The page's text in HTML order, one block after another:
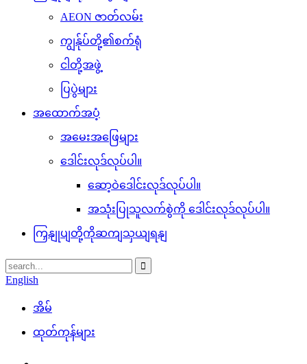
AEON ဇာတ်လမ်း
ကျွန်ုပ်တို့၏စက်ရုံ
ငါတို့အဖွဲ့
ပြပွဲများ
အထောက်အပံ့
အမေးအဖြေများ
ဒေါင်းလုဒ်လုပ်ပါ။
ဆော့ဝဲဒေါင်းလုဒ်လုပ်ပါ။
အသုံးပြုသူလက်စွဲကို ဒေါင်းလုဒ်လုပ်ပါ။
ကြှနျုပျတို့ကိုဆကျသှယျရနျ
English
အိမ်
ထုတ်ကုန်များ